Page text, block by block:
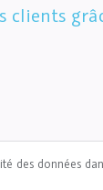
clients
des données